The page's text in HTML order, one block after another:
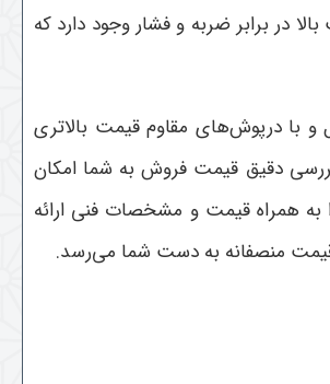
در برابر ضربه و فشار وجود دارد که
و با درپوش‌های مقاوم قیمت بالاتری
دقیق قیمت فروش به شما امکان
به همراه قیمت و مشخصات فنی ارائه
و قیمت منصفانه به دست شما می‌رسد.